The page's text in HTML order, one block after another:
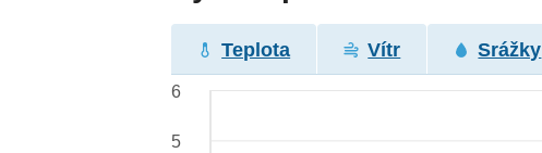
Teplota Vítr Srážky
6
5